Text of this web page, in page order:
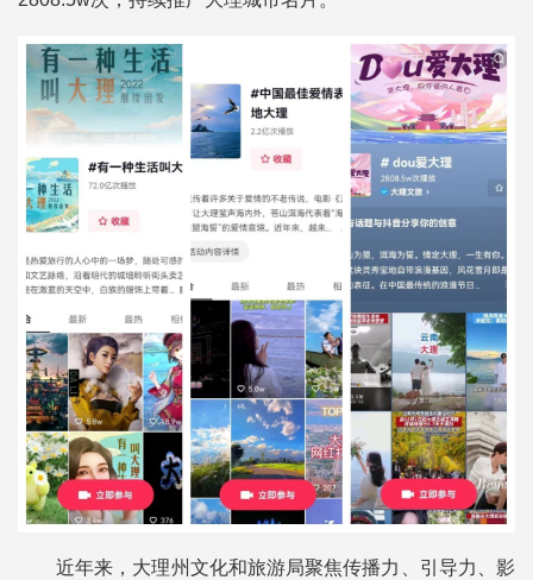
近年来，大理州文化和旅游局聚焦传播力、引导力、影